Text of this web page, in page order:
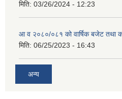
मिति: 03/26/2024 - 12:23
आ व २०८०/०८१ को वार्षिक बजेट तथा
मिति: 06/25/2023 - 16:43
अन्य